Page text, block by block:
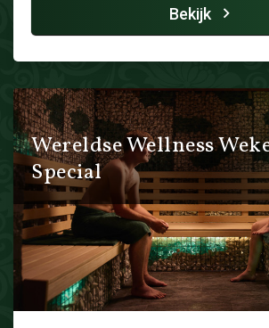
Bekijk
Wereldse Wellness
Special